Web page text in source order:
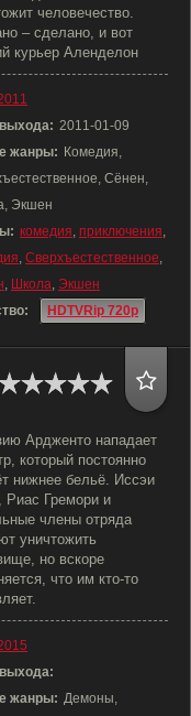
человечество.
– сделано, и вот
курьер Аленделон
2011-01-09
жанры: Комедия,
Сёнен,
Экшен
комедия, приключения,
, Сверхъестественное,
, Школа, Экшен
HDTVRip 720p
Ардженто нападает
который постоянно
нижнее бельё. Иссэи
Риас Гремори и
члены отряда
уничтожить
но вскоре
что им кто-то
жанры: Демоны,